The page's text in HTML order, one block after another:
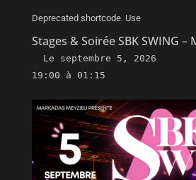
Deprecated shortcode. Use
Stages & Soirée SBK SWING –
Le septembre 5, 2026
19:00 à 01:15